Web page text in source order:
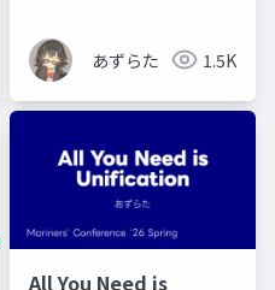
あずらた 1.5K
All You Need is